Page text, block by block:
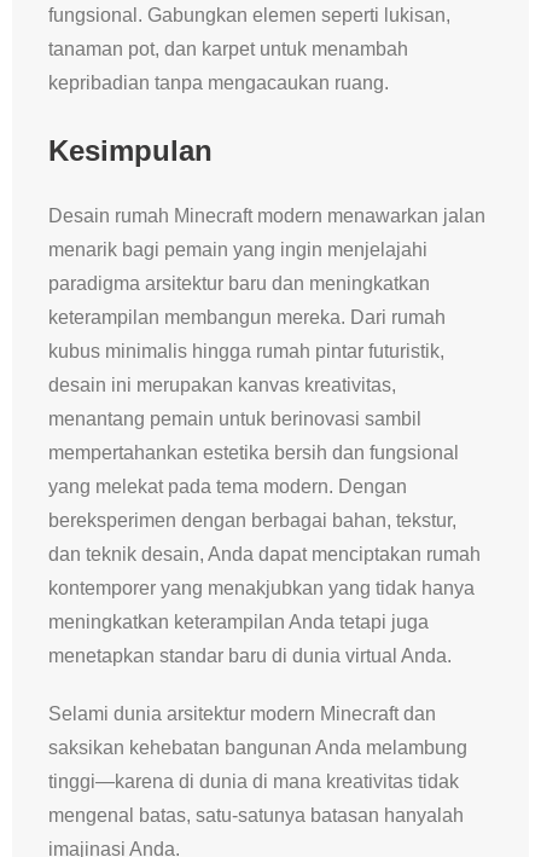
fungsional. Gabungkan elemen seperti lukisan,
tanaman pot, dan karpet untuk menambah
kepribadian tanpa mengacaukan ruang.
Kesimpulan
Desain rumah Minecraft modern menawarkan jalan
menarik bagi pemain yang ingin menjelajahi
paradigma arsitektur baru dan meningkatkan
keterampilan membangun mereka. Dari rumah
kubus minimalis hingga rumah pintar futuristik,
desain ini merupakan kanvas kreativitas,
menantang pemain untuk berinovasi sambil
mempertahankan estetika bersih dan fungsional
yang melekat pada tema modern. Dengan
bereksperimen dengan berbagai bahan, tekstur,
dan teknik desain, Anda dapat menciptakan rumah
kontemporer yang menakjubkan yang tidak hanya
meningkatkan keterampilan Anda tetapi juga
menetapkan standar baru di dunia virtual Anda.
Selami dunia arsitektur modern Minecraft dan
saksikan kehebatan bangunan Anda melambung
tinggi—karena di dunia di mana kreativitas tidak
mengenal batas, satu-satunya batasan hanyalah
imajinasi Anda.